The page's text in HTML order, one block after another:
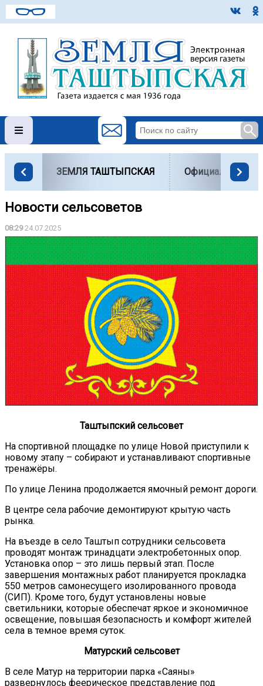
ЗЕМЛЯ ТАШТЫПСКАЯ Официально
Новости сельсоветов
08:2924.07.2025
Таштыпский сельсовет
На спортивной площадке по улице Новой приступили к
новому этапу – собирают и устанавливают спортивные
тренажёры.
По улице Ленина продолжается ямочный ремонт дороги.
В центре села рабочие демонтируют крытую часть
рынка.
На въезде в село Таштып сотрудники сельсовета
проводят монтаж тринадцати электробетонных опор.
Установка опор – это лишь первый этап. После
завершения монтажных работ планируется прокладка
550 метров самонесущего изолированного провода
(СИП). Кроме того, будут установлены новые
светильники, которые обеспечат яркое и экономичное
освещение, повышая безопасность и комфорт жителей
села в темное время суток.
Матурский сельсовет
В селе Матур на территории парка «Саяны»
развернулось феерическое представление под